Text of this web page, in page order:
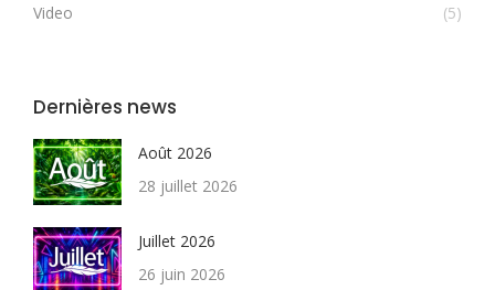
Video
(5)
Dernières news
Août 2026
28 juillet 2026
Juillet 2026
26 juin 2026